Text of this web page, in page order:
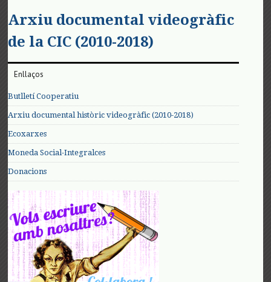
Arxiu documental videogràfic
de la CIC (2010-2018)
Enllaços
Butlletí Cooperatiu
Arxiu documental històric videogràfic (2010-2018)
Ecoxarxes
Moneda Social-Integralces
Donacions